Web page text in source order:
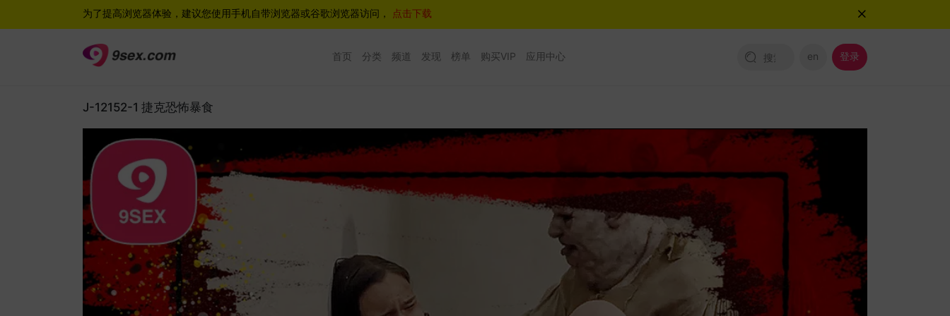
为了提高浏览器体验，建议您使用手机自带浏览器或谷歌浏览器访问， 点击下载
首页 分类 频道 发现 榜单 购买VIP 应用中心 en 登录
J-12152-1 捷克恐怖暴食